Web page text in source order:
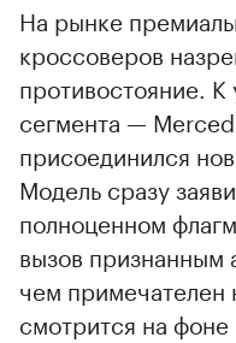
На рынке
кроссоверов
противостояние.
сегмента —
присоединился
Модель сразу
полноценном
вызов признанным
чем примечателен
смотрится на